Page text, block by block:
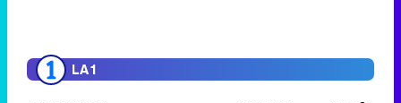
Premios Talia 2026: cuarta
edición
46.000 1,2%